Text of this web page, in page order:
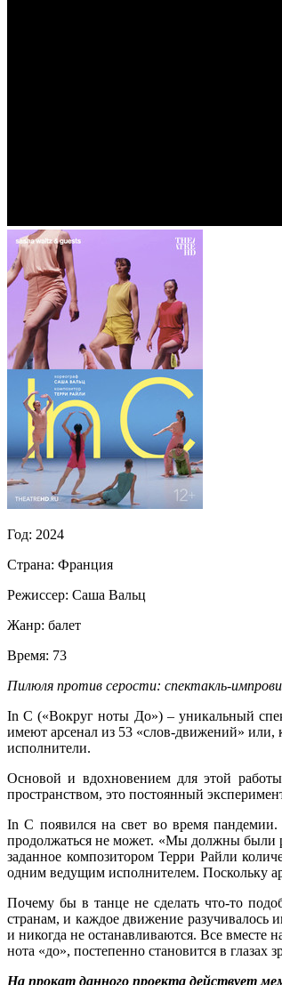
Год: 2024
Страна: Франция
Режиссер: Саша Вальц
Жанр: балет
Время: 73
Пилюля против серости: спектакль-
In C («Вокруг ноты До») – уникальный
имеют арсенал из 53 «слов-движений» или,
исполнители.
Основой и вдохновением для этой
пространством, это постоянный
In C появился на свет во время
продолжаться не может. «Мы должны были
заданное композитором Терри Райли
одним ведущим исполнителем. Поскольку
Почему бы в танце не сделать что-то
странам, и каждое движение разучивалось
и никогда не останавливаются. Все
нота «до», постепенно становится в
На прокат данного проекта действует